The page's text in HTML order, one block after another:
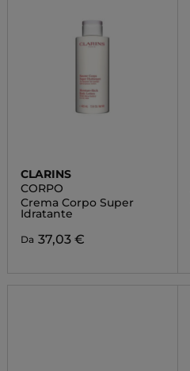
CLARINS
CORPO
Crema Corpo Super
Idratante
Da 37,03 €